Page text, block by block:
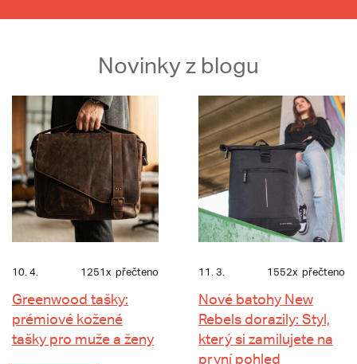
Novinky z blogu
10. 4. 1251x přečteno
Greenwood tašky:
prémiové kožené
tašky pro muže a ženy
11. 3. 1552x přečteno
Nové batohy New
Rebels dorazily: Styl,
který si zamilujete na
první pohled